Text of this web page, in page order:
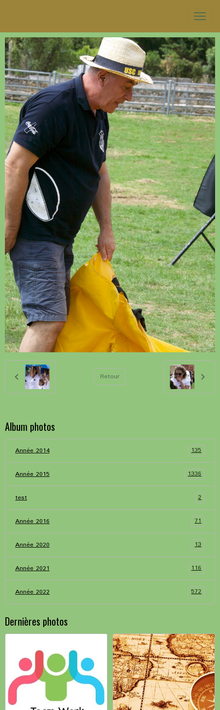
Retour
Album photos
Année 2014 135
Année 2015 1336
test 2
Année 2016 71
Année 2020 13
Année 2021 116
Année 2022 572
Dernières photos